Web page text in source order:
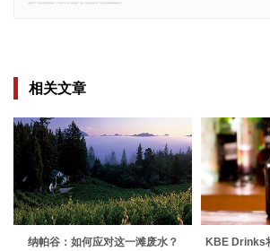
郑重声明：文章仅代表原作者观点，不代表本站立场；如有侵权、违规，可直接反馈本站，我们将会作修改或删除处理。
相关文章
纳帕谷：如何应对这一滩废水？
KBE Drinks